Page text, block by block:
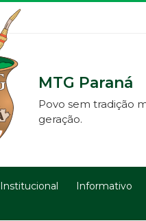
MTG Paraná
Povo sem tradição
geração.
Institucional Informativo